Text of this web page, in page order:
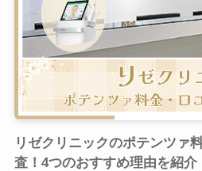
リゼクリニックのポテンツァ
査！4つのおすすめ理由を紹介